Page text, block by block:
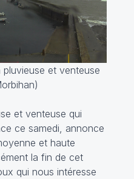
et venteuse
et venteuse qui
ce samedi, annonce
et haute
la fin de cet
qui nous intéresse